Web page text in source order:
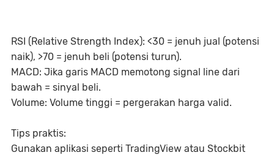
RSI (Relative Strength Index): <30 = jenuh jual (potensi
naik), >70 = jenuh beli (potensi turun).
MACD: Jika garis MACD memotong signal line dari
bawah = sinyal beli.
Volume: Volume tinggi = pergerakan harga valid.
Tips praktis:
Gunakan aplikasi seperti TradingView atau Stockbit